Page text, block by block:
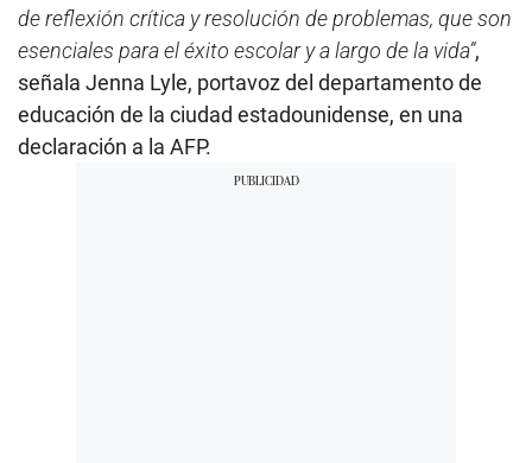
de reflexión crítica y resolución de problemas, que son
esenciales para el éxito escolar y a largo de la vida”,
señala Jenna Lyle, portavoz del departamento de
educación de la ciudad estadounidense, en una
declaración a la AFP.